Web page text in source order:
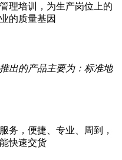
理培训，为生产岗位上的
的质量基因
出的产品主要为：标准地
务，便捷、专业、周到，
快速交货